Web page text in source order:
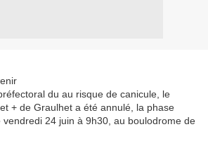
du au risque de canicule, le
+ de Graulhet a été annulé, la phase
24 juin à 9h30, au boulodrome de